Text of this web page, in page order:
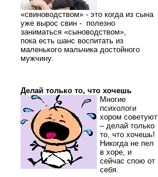
«свиноводством» - это когда из сына
уже вырос свин - полезно
заниматься «сыноводством»,
пока есть шанс воспитать из
маленького мальчика достойного
мужчину.
Делай только то, что хочешь
Многие
психологи
хором советуют
– делай только
то, что хочешь!
Никогда не пел
в хоре, и
сейчас спою от
себя.